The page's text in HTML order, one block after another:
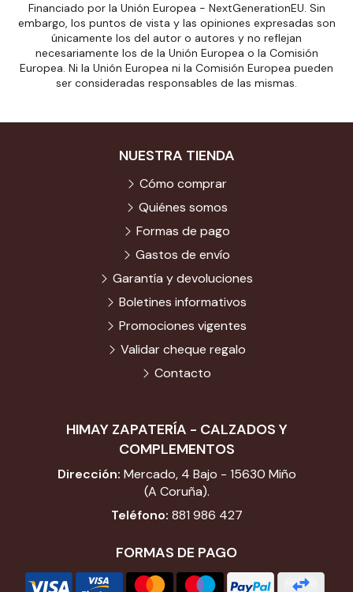
Financiado por la Unión Europea - NextGenerationEU. Sin
embargo, los puntos de vista y las opiniones expresadas son
únicamente los del autor o autores y no reflejan
necesariamente los de la Unión Europea o la Comisión
Europea. Ni la Unión Europea ni la Comisión Europea pueden
ser consideradas responsables de las mismas.
HIMAY ZAPATERÍA - CALZADOS Y
COMPLEMENTOS
Dirección: Mercado, 4 Bajo - 15630 Miño
(A Coruña).
Teléfono: 881 986 427
FORMAS DE PAGO
NUESTRA TIENDA
Cómo comprar
Quiénes somos
Formas de pago
Gastos de envío
Garantía y devoluciones
Boletines informativos
Promociones vigentes
Validar cheque regalo
Contacto